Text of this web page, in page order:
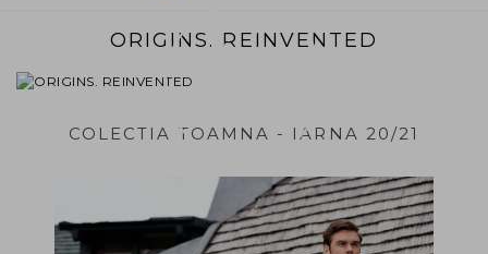
ORIGINS. REINVENTED
COLECTIA TOAMNA - IARNA 20/21